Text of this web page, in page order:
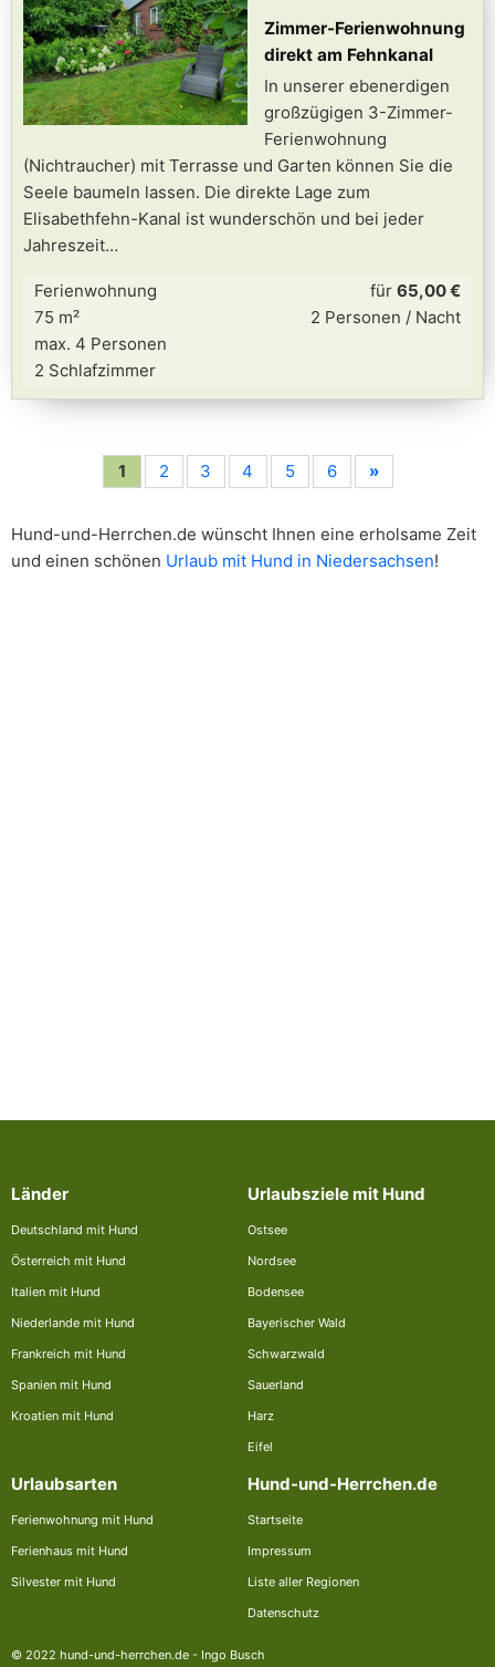
Zimmer-Ferienwohnung
direkt am Fehnkanal
In unserer ebenerdigen
großzügigen 3-Zimmer-
Ferienwohnung
(Nichtraucher) mit Terrasse und Garten können Sie die
Seele baumeln lassen. Die direkte Lage zum
Elisabethfehn-Kanal ist wunderschön und bei jeder
Jahreszeit
Ferienwohnung
75 m²
max. 4 Personen
2 Schlafzimmer
für 65,00 €
2 Personen / Nacht
1 2 3 4 5 6 »
Hund-und-Herrchen.de wünscht Ihnen eine erholsame Zeit
und einen schönen Urlaub mit Hund in Niedersachsen!
Länder
Deutschland mit Hund
Österreich mit Hund
Italien mit Hund
Niederlande mit Hund
Frankreich mit Hund
Spanien mit Hund
Kroatien mit Hund
Urlaubsziele mit Hund
Ostsee
Nordsee
Bodensee
Bayerischer Wald
Schwarzwald
Sauerland
Harz
Eifel
Urlaubsarten
Ferienwohnung mit Hund
Ferienhaus mit Hund
Silvester mit Hund
Hund-und-Herrchen.de
Startseite
Impressum
Liste aller Regionen
Datenschutz
© 2022 hund-und-herrchen.de - Ingo Busch